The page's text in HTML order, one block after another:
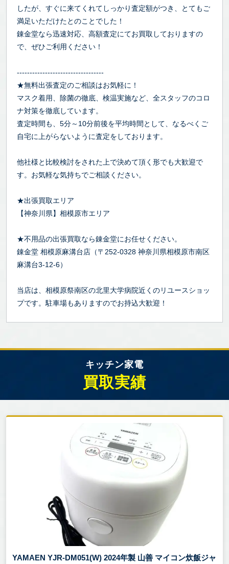
したが、すぐに来てくれてしっかり査定額がつき、とてもご
満足いただけたとのことでした！
錬金堂なら迅速対応、高額査定にてお買取しておりますの
で、ぜひご利用ください！
----------------------------------
★無料出張査定のご相談はお気軽に！
マスク着用、除菌の徹底、検温実施など、全スタッフのコロ
ナ対策を徹底しています。
査定時間も、5分～10分前後を平均時間として、なるべくご
自宅に上がらないように査定をしております。
他社様と比較検討をされた上で決めて頂く形でも大歓迎で
す。お気軽な気持ちでご相談ください。
★出張買取エリア
【神奈川県】相模原市エリア
★不用品の出張買取なら錬金堂にお任せください。
錬金堂 相模原麻溝台店（〒252-0328 神奈川県相模原市南区
麻溝台3-12-6）
当店は、相模原祭南区の北里大学病院近くのリユースショッ
プです。駐車場もありますのでお持込大歓迎！
キッチン家電
買取実績
YAMAEN YJR-DM051(W) 2024年製 山善 マイコン炊飯ジャ